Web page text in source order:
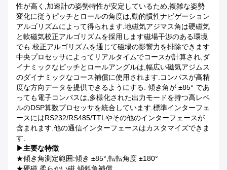
性が高く,加速計の姿勢特性が安定しているため,複雑な姿勢
変化に従うピッチとロールの角度は,動的慣性ナビゲーション
アルゴリズムによって得られます.地磁気アジマス角は硬磁気
と軟磁気校正アルゴリズムを採用します磁場干渉のある環境
でも 校正アルゴリズムを通じて磁場の影響力を排除できます
中央プロセッサによってリアルタイムでコースが計算され,ダ
イナミックなピッチとロールアングルは,幅広い磁気アジムス
のダイナミックなコース補償に使用されます.コンパスが高精
度な方向データを提供できるようにする. 傾き角が ±85° であ
っても電子コンパスは,多様化された出力モードを持つ高レベ
ルのDSP算数プロセッサを統合しています.標準インターフェ
ースにはRS232/RS485/TTLやその他のインターフェースが
含まれます.他の通信インターフェースはカスタマイズできま
す.
▶主要な特徴
★傾き角測定範囲:傾き ±85°,転転角度 ±180°